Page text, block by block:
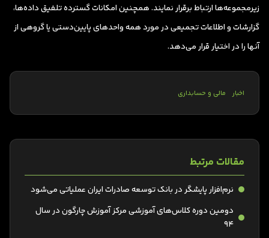
زیرمجموعه‌ها ارتباط برقرار نمایند. همچنین امکانات گسترده تلفیق داده‌‌ها،
گزارشات و اطلاعات تجمیعی در مورد همه واحدهای پایین‌دستی یا گروهی از
آنها را در اختیار قرار می‌دهد.
اخبار مالی و حسابداری
مقالات مرتبط
نرم‌افزار پایشگر در بانک توسعه صادرات ایران عملیاتی می‌شود
دومین دوره کلاس‌های آموزشی مرکز آموزش چارگون در سال
94